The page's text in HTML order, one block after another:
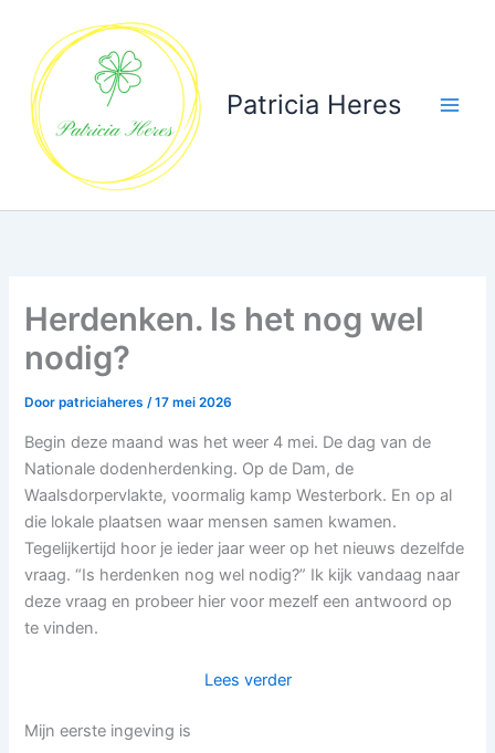
inhoud
Patricia Heres
Herdenken. Is het nog wel
nodig?
Doorpatriciaheres/17 mei 2026
Begin deze maand was het weer 4 mei. De dag van de
Nationale dodenherdenking. Op de Dam, de
Waalsdorpervlakte, voormalig kamp Westerbork. En op al
die lokale plaatsen waar mensen samen kwamen.
Tegelijkertijd hoor je ieder jaar weer op het nieuws dezelfde
vraag. “Is herdenken nog wel nodig?” Ik kijk vandaag naar
deze vraag en probeer hier voor mezelf een antwoord op
te vinden.
Lees verder:
Mijn eerste ingeving is